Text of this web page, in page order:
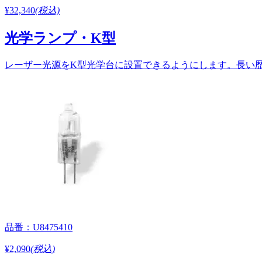
¥32,340(税込)
光学ランプ・K型
レーザー光源をK型光学台に設置できるようにします。長い
品番：U8475410
¥2,090(税込)